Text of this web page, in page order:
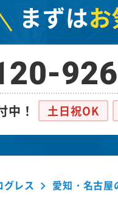
まずは
中！ 土日祝OK
レス 愛知・名古屋